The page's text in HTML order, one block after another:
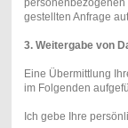
gestellten Anfrage
3. Weitergabe von
Eine Übermittlung
im Folgenden
Ich gebe Ihre